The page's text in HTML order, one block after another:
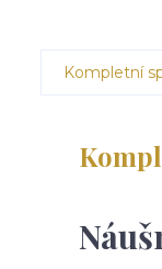
Kompletní